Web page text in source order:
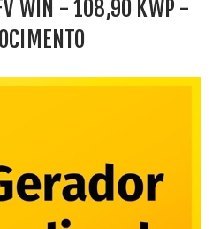
WIN - 108,90 KWP -